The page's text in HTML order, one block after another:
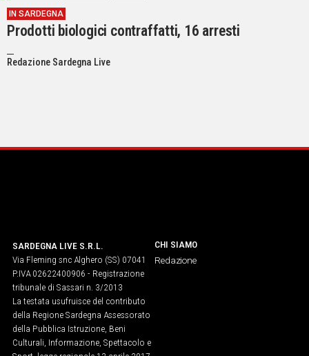
IN SARDEGNA
Prodotti biologici contraffatti, 16 arresti
Redazione Sardegna Live
SARDEGNA LIVE S.R.L.
Via Fleming snc Alghero (SS) 07041
P.IVA 02622400906 - Registrazione
tribunale di Sassari n. 3/2013
La testata usufruisce del contributo
della Regione Sardegna Assessorato
della Pubblica Istruzione, Beni
Culturali, Informazione, Spettacolo e
CHI SIAMO
Redazione